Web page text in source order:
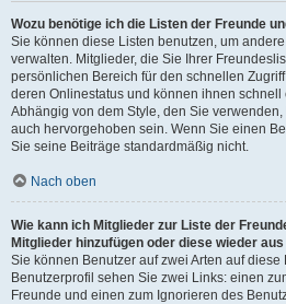
Wozu benötige ich die Listen der Freunde
Sie können diese Listen benutzen, um
verwalten. Mitglieder, die Sie Ihrer
persönlichen Bereich für den schnellen
deren Onlinestatus und können ihnen
Abhängig von dem Style, den Sie
auch hervorgehoben sein. Wenn Sie einen
Sie seine Beiträge standardmäßig nicht.
Nach oben
Wie kann ich Mitglieder zur Liste der
Mitglieder hinzufügen oder diese wieder
Sie können Benutzer auf zwei Arten auf diese
Benutzerprofil sehen Sie zwei Links: einen
Freunde und einen zum Ignorieren des